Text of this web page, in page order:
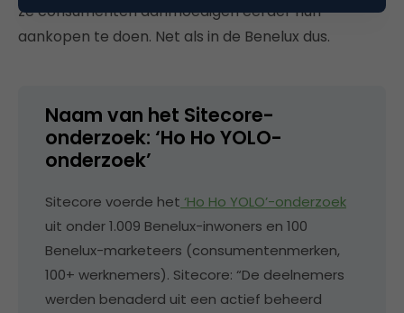
ze consumenten aanmoedigen eerder hun
aankopen te doen. Net als in de Benelux dus.
Naam van het Sitecore-
onderzoek: ‘Ho Ho YOLO-
onderzoek’
Sitecore voerde het ‘Ho Ho YOLO’-onderzoek
uit onder 1.009 Benelux-inwoners en 100
Benelux-marketeers (consumentenmerken,
100+ werknemers). Sitecore: “De deelnemers
werden benaderd uit een actief beheerd